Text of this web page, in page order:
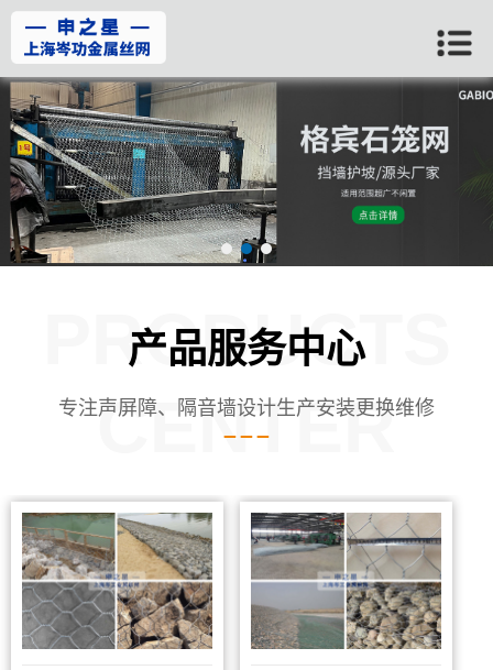
产品服务中心
PRODUCTS
CENTER
专注声屏障、隔音墙设计生产安装更换维修